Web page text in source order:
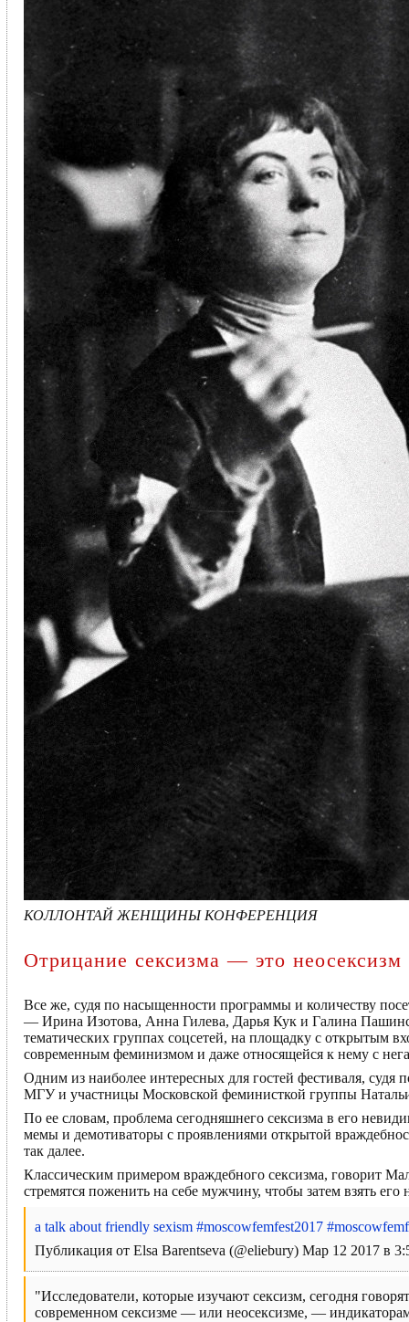
КОЛЛОНТАЙ ЖЕНЩИНЫ КОНФЕРЕНЦИЯ
Отрицание сексизма — это неосексизм
Все же, судя по насыщенности программы и количеству
— Ирина Изотова, Анна Гилева, Дарья Кук и Галина
тематических группах соцсетей, на площадку с открытым
современным феминизмом и даже относящейся к нему с
Одним из наиболее интересных для гостей фестиваля, судя
МГУ и участницы Московской феминисткой группы
По ее словам, проблема сегодняшнего сексизма в его
мемы и демотиваторы с проявлениями открытой
так далее.
Классическим примером враждебного сексизма, говорит
стремятся поженить на себе мужчину, чтобы затем взять
a talk about friendly sexism #moscowfemfest2017
Публикация от Elsa Barentseva (@eliebury) Мар 12 2017 в
"Исследователи, которые изучают сексизм, сегодня
современном сексизме — или неосексизме, —